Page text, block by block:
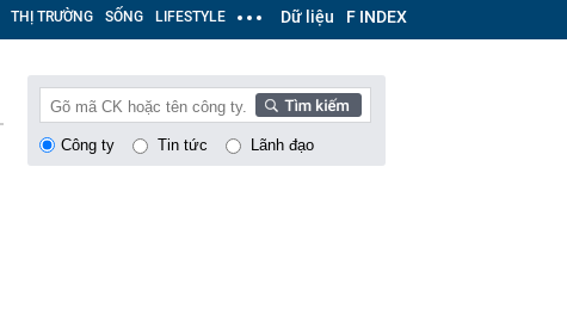
THỊ TRƯỜNG SỐNG LIFESTYLE Dữ liệu F INDEX
Công ty Tin tức Lãnh đạo